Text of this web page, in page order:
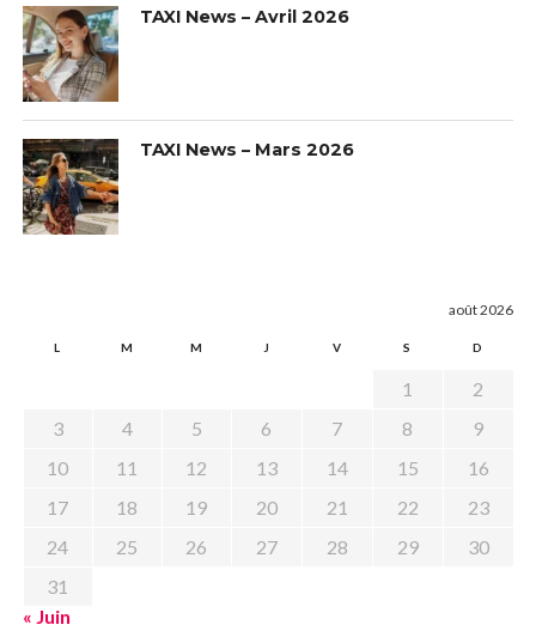
TAXI News – Avril 2026
TAXI News – Mars 2026
août 2026
L M M J V S D
1
2
3
4 5 6 7 8
9
10
11 12 13 14 15
16
17
18 19 20 21 22
23
24
25 26 27 28 29
30
31
« Juin